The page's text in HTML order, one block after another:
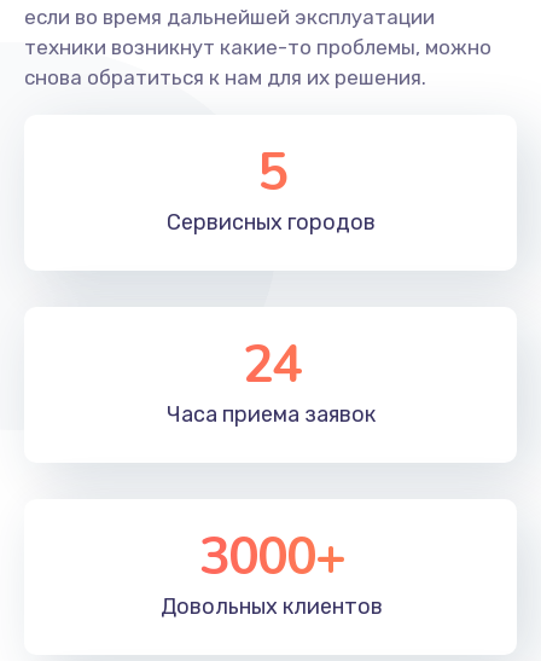
Заказать
Замена USB порта
Заказать
Замена разъема AUX
1200 руб.
Заказать
Замена блока питания
1500 руб.
1500 руб.
если во время дальнейшей эксплуатации
техники возникнут какие-то проблемы, можно
снова обратиться к нам для их решения.
5
Сервисных городов
24
Часа приема заявок
3000+
Довольных клиентов